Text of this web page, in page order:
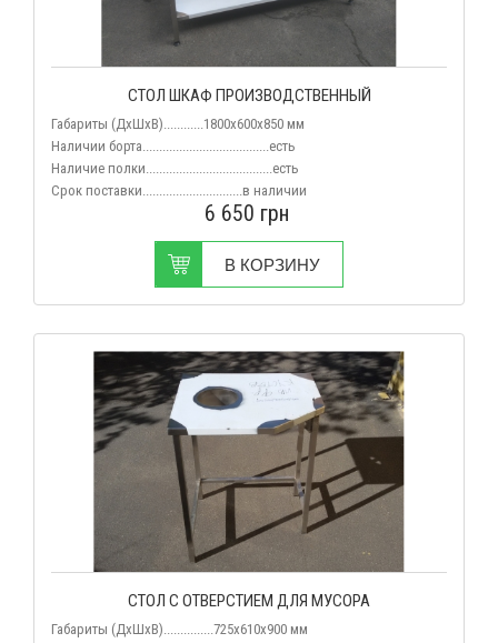
СТОЛ ШКАФ ПРОИЗВОДСТВЕННЫЙ
Габариты (ДхШхВ)............1800x600x850 мм
Наличии борта......................................есть
Наличие полки......................................есть
Срок поставки..............................в наличии
6 650 грн
В КОРЗИНУ
СТОЛ С ОТВЕРСТИЕМ ДЛЯ МУСОРА
Габариты (ДхШхВ)...............725x610x900 мм